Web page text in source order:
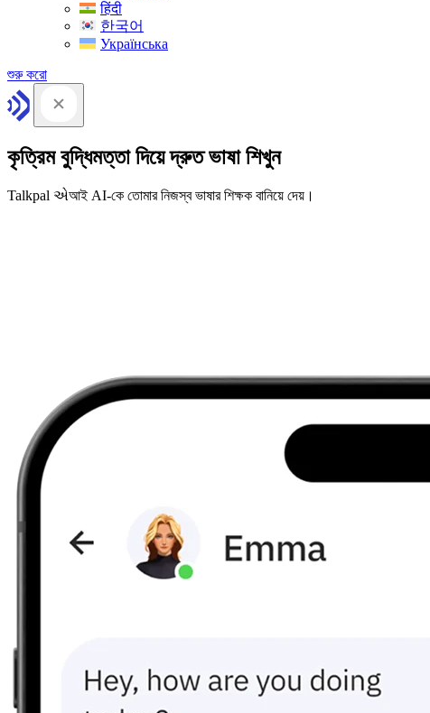
हिंदी
한국어
Українська
শুরু করো
কৃত্রিম বুদ্ধিমত্তা দিয়ে দ্রুত ভাষা শিখুন
Talkpal એআই AI-কে তোমার নিজস্ব ভাষার শিক্ষক বানিয়ে দেয়।